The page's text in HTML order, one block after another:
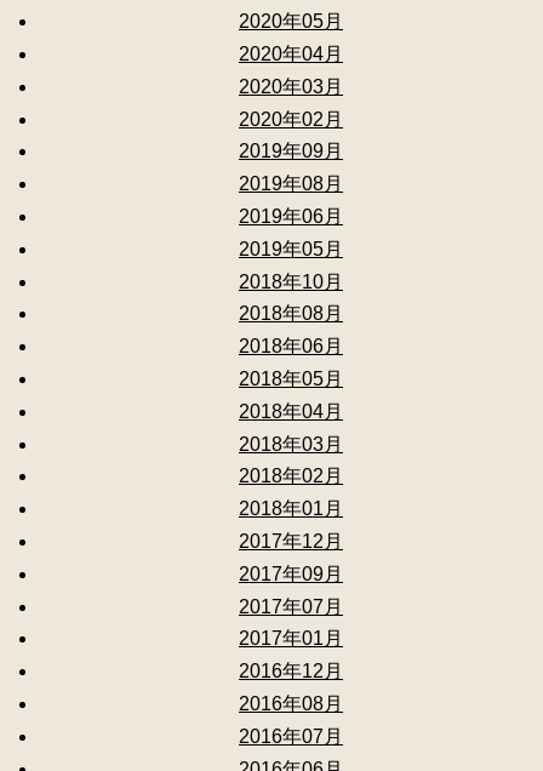
2020年05月
2020年04月
2020年03月
2020年02月
2019年09月
2019年08月
2019年06月
2019年05月
2018年10月
2018年08月
2018年06月
2018年05月
2018年04月
2018年03月
2018年02月
2018年01月
2017年12月
2017年09月
2017年07月
2017年01月
2016年12月
2016年08月
2016年07月